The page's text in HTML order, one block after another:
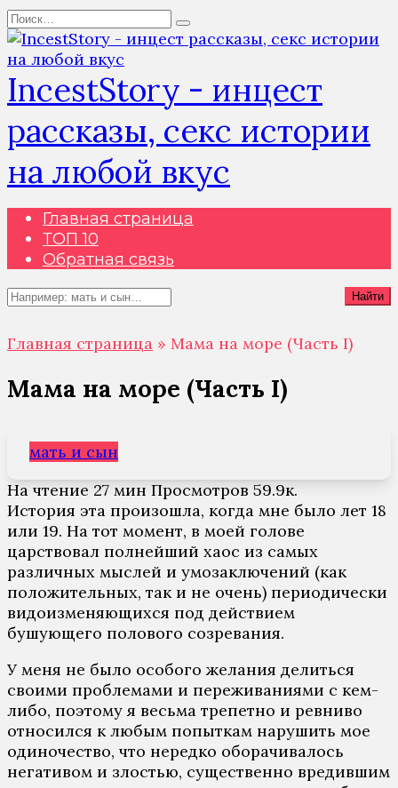
Перейти
к
содержанию
Search
for:
IncestStory - инцест
рассказы, секс истории
на любой вкус
Главная страница
ТОП 10
Обратная связь
Search
Найти
Главная страница » Мама на море (Часть I)
Мама на море (Часть I)
мать и сын
На чтение 27 мин Просмотров 59.9к.
История эта произошла, когда мне было лет 18
или 19. На тот момент, в моей голове
царствовал полнейший хаос из самых
различных мыслей и умозаключений (как
положительных, так и не очень) периодически
видоизменяющихся под действием
бушующего полового созревания.
У меня не было особого желания делиться
своими проблемами и переживаниями с кем-
либо, поэтому я весьма трепетно и ревниво
относился к любым попыткам нарушить мое
одиночество, что нередко оборачивалось
негативом и злостью, существенно вредившим